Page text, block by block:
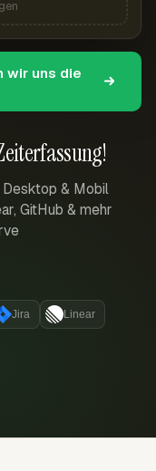
& Mobil
GitHub & mehr
Jira Linear
wir uns die